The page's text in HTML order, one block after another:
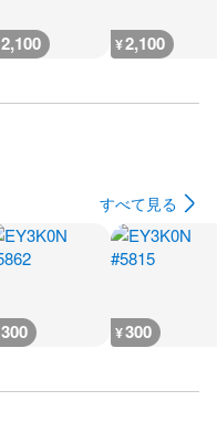
2,100 ¥2,100
すべて見る
300 ¥300